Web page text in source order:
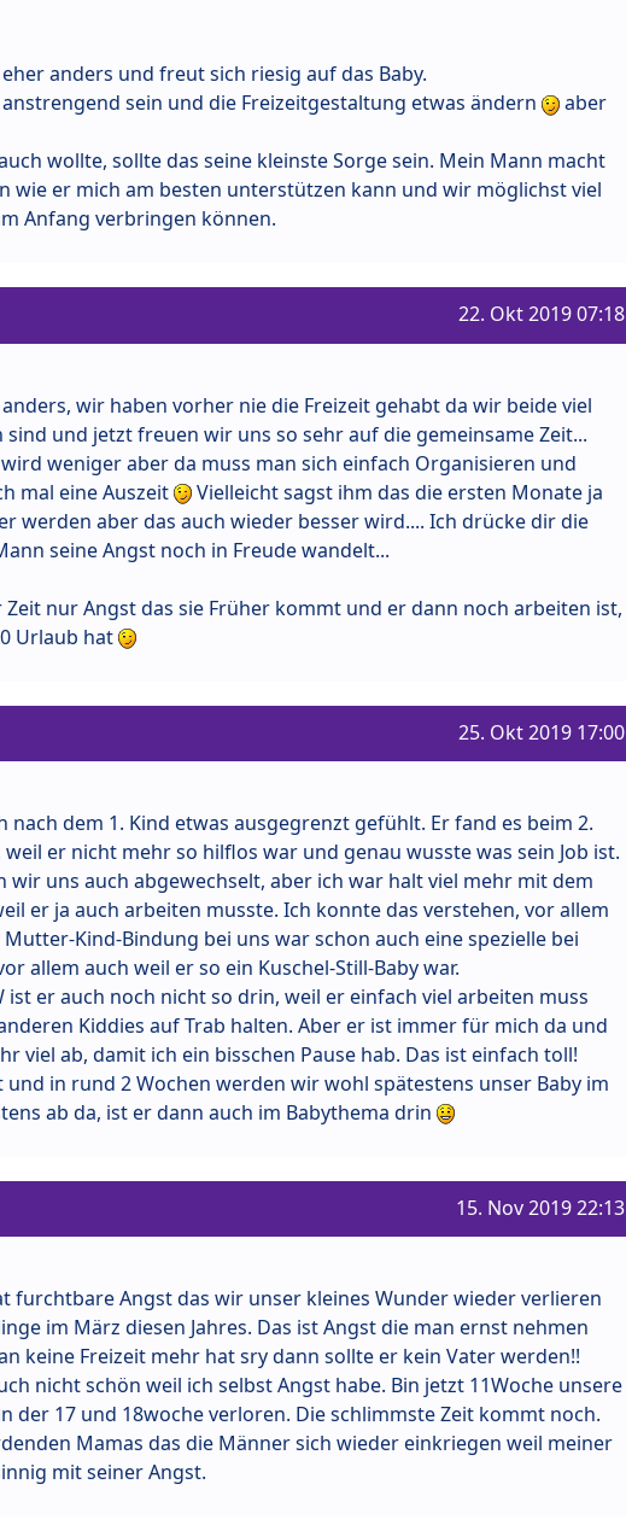
anders und freut sich riesig auf das Baby.
sein und die Freizeitgestaltung etwas ändern
aber
wollte, sollte das seine kleinste Sorge sein. Mein Mann macht
wie er mich am besten unterstützen kann und wir möglichst viel
Anfang verbringen können.
22. Okt 2019 07:18
wir haben vorher nie die Freizeit gehabt da wir beide viel
und jetzt freuen wir uns so sehr auf die gemeinsame Zeit...
weniger aber da muss man sich einfach Organisieren und
mal eine Auszeit
Vielleicht sagst ihm das die ersten Monate ja
werden aber das auch wieder besser wird.... Ich drücke dir die
seine Angst noch in Freude wandelt...
nur Angst das sie Früher kommt und er dann noch arbeiten ist,
Urlaub hat
25. Okt 2019 17:00
nach dem 1. Kind etwas ausgegrenzt gefühlt. Er fand es beim 2.
weil er nicht mehr so hilflos war und genau wusste was sein Job ist.
wir uns auch abgewechselt, aber ich war halt viel mehr mit dem
er ja auch arbeiten musste. Ich konnte das verstehen, vor allem
Kind-Bindung bei uns war schon auch eine spezielle bei
allem auch weil er so ein Kuschel-Still-Baby war.
ist er auch noch nicht so drin, weil er einfach viel arbeiten muss
Kiddies auf Trab halten. Aber er ist immer für mich da und
viel ab, damit ich ein bisschen Pause hab. Das ist einfach toll!
und in rund 2 Wochen werden wir wohl spätestens unser Baby im
ab da, ist er dann auch im Babythema drin
15. Nov 2019 22:13
furchtbare Angst das wir unser kleines Wunder wieder verlieren
im März diesen Jahres. Das ist Angst die man ernst nehmen
keine Freizeit mehr hat sry dann sollte er kein Vater werden!!
nicht schön weil ich selbst Angst habe. Bin jetzt 11Woche unsere
der 17 und 18woche verloren. Die schlimmste Zeit kommt noch.
Mamas das die Männer sich wieder einkriegen weil meiner
mit seiner Angst.